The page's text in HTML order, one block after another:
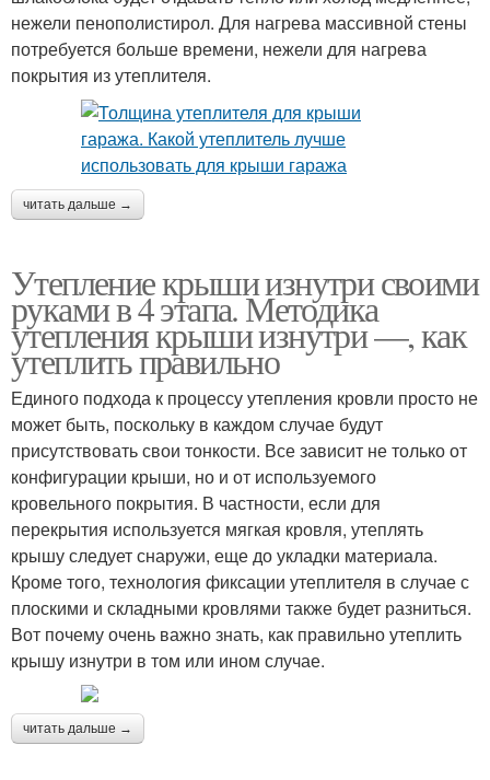
нежели пенополистирол. Для нагрева массивной стены
потребуется больше времени, нежели для нагрева
покрытия из утеплителя.
читать дальше →
Утепление крыши изнутри своими
руками в 4 этапа. Методика
утепления крыши изнутри —, как
утеплить правильно
Единого подхода к процессу утепления кровли просто не
может быть, поскольку в каждом случае будут
присутствовать свои тонкости. Все зависит не только от
конфигурации крыши, но и от используемого
кровельного покрытия. В частности, если для
перекрытия используется мягкая кровля, утеплять
крышу следует снаружи, еще до укладки материала.
Кроме того, технология фиксации утеплителя в случае с
плоскими и складными кровлями также будет разниться.
Вот почему очень важно знать, как правильно утеплить
крышу изнутри в том или ином случае.
читать дальше →